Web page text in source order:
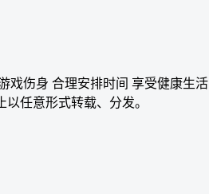
戏伤身 合理安排时间 享受健康生活
任意形式转载、分发。